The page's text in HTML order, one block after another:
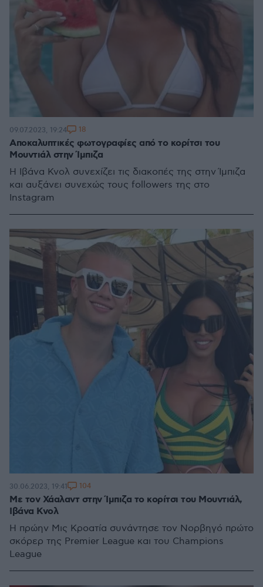
Αποκαλυπτικές φωτογραφίες από το κορίτσι του
Μουντιάλ στην Ίμπιζα
Η Ιβάνα Κνολ συνεχίζει τις διακοπές της στην Ίμπιζα
και αυξάνει συνεχώς τους followers της στο
Instagram
09.07.2023, 19:24 18
Με τον Χάαλαντ στην Ίμπιζα το κορίτσι του Μουντιάλ,
Ιβάνα Κνολ
Η πρώην Μις Κροατία συνάντησε τον Νορβηγό πρώτο
σκόρερ της Premier League και του Champions
League
30.06.2023, 19:41 104